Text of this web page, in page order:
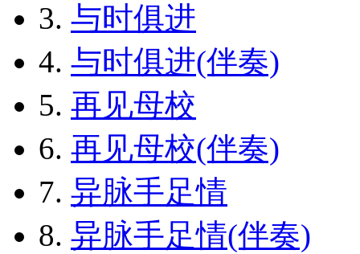
3. 与时俱进
4. 与时俱进(伴奏)
5. 再见母校
6. 再见母校(伴奏)
7. 异脉手足情
8. 异脉手足情(伴奏)